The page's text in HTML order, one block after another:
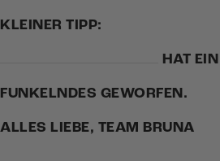
KLEINER TIPP:
HAT
FUNKELNDES GEWORFEN.
ALLES LIEBE, TEAM BRUNA